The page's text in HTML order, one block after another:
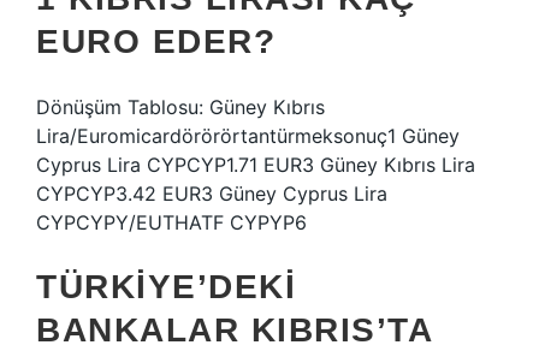
EURO EDER?
Dönüşüm Tablosu: Güney Kıbrıs
Lira/Euromicardörörörtantürmeksonuç1 Güney
Cyprus Lira CYPCYP1.71 EUR3 Güney Kıbrıs Lira
CYPCYP3.42 EUR3 Güney Cyprus Lira
CYPCYPY/EUTHATF CYPYP6
TÜRKIYE’DEKI
BANKALAR KIBRIS’TA